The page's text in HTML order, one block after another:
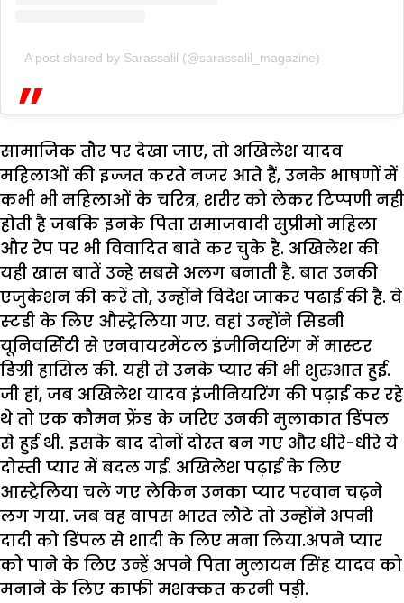
A post shared by Sarassalil (@sarassalil_magazine)
सामाजिक तौर पर देखा जाए, तो अखिलेश यादव
महिलाओं की इज्जत करते नजर आते हैं, उनके भाषणों में
कभी भी महिलाओं के चरित्र, शरीर को लेक‍र टिप्‍पणी नहीं
होती है जब‍क‍ि इनके पिता समाजवादी सुप्रीमो महिला
और रेप पर भी विवादित बाते कर चुके है. अखिलेश की
यही खास बातें उन्हे सबसे अलग बनाती है. बात उनकी
एजुकेशन की करें तो, उन्होंने विदेश जाकर पढाई की है. वे
स्‍टडी के ल‍िए औस्ट्रेलिया गए. वहां उन्होंने सिडनी
यूनिवर्सिटी से एनवायरमेंटल इंजीनियरिंग में मास्टर
डिग्री हासिल की. यही से उनके प्यार की भी शुरुआत हुई.
जी हां, जब अखिलेश यादव इंजीनियरिंग की पढ़ाई कर रहे
थे तो एक कौमन फ्रेंड के जरिए उनकी मुलाकात डिंपल
से हुई थी. इसके बाद दोनों दोस्त बन गए और धीरे-धीरे ये
दोस्ती प्यार में बदल गई. अखिलेश पढ़ाई के लिए
आस्ट्रेलिया चले गए लेकिन उनका प्यार परवान चढ़ने
लग गया. जब वह वापस भारत लौटे तो उन्होंने अपनी
दादी को डिंपल से शादी के लिए मना लिया.अपने प्यार
को पाने के लिए उन्हें अपने पिता मुलायम सिंह यादव को
मनाने के लिए काफी मशक्कत करनी पड़ी.